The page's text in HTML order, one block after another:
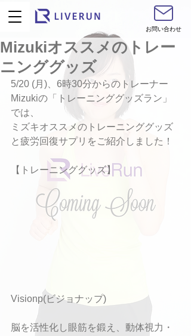
お問い合わせ
Mizukiオススメのトレー
ニンググッズ
5/20 (月)、6時30分からのトレーナー
Mizukiの「トレーニンググッズラン」
では、
ミズキオススメのトレーニンググッズ
と疲労回復サプリをご紹介しました！
【トレーニンググッズ】
Visionp(ビジョナップ)
脳を活性化し眼筋を鍛え、動体視力・